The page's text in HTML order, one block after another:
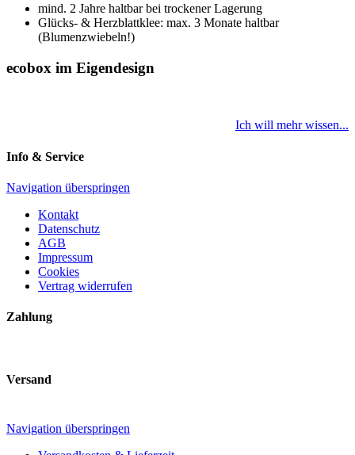
mind. 2 Jahre haltbar bei trockener Lagerung
Glücks- & Herzblattklee: max. 3 Monate haltbar
(Blumenzwiebeln!)
ecobox im Eigendesign
Ich will mehr wissen...
Info & Service
Navigation überspringen
Kontakt
Datenschutz
AGB
Impressum
Cookies
Vertrag widerrufen
Zahlung
Versand
Navigation überspringen